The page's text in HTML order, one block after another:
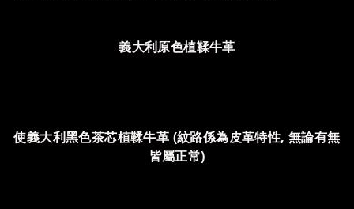
義大利原色植鞣牛革
使義大利黑色茶芯植鞣牛革 (紋路係為皮革特性, 無論有無
皆屬正常)